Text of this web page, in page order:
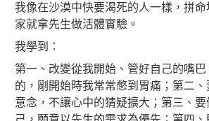
我像在沙漠中快要渴死的人一樣，拼命
家就拿先生做活體實驗。
我學到：
第一、改變從我開始、管好自己的嘴
的，剛開始時我常常憋到胃痛；第二
意念，不讓心中的猜疑擴大；第三、